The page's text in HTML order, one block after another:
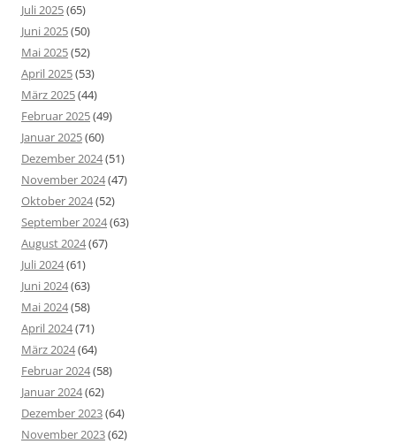
Juli 2025(65)
Juni 2025(50)
Mai 2025(52)
April 2025(53)
März 2025(44)
Februar 2025(49)
Januar 2025(60)
Dezember 2024(51)
November 2024(47)
Oktober 2024(52)
September 2024(63)
August 2024(67)
Juli 2024(61)
Juni 2024(63)
Mai 2024(58)
April 2024(71)
März 2024(64)
Februar 2024(58)
Januar 2024(62)
Dezember 2023(64)
November 2023(62)